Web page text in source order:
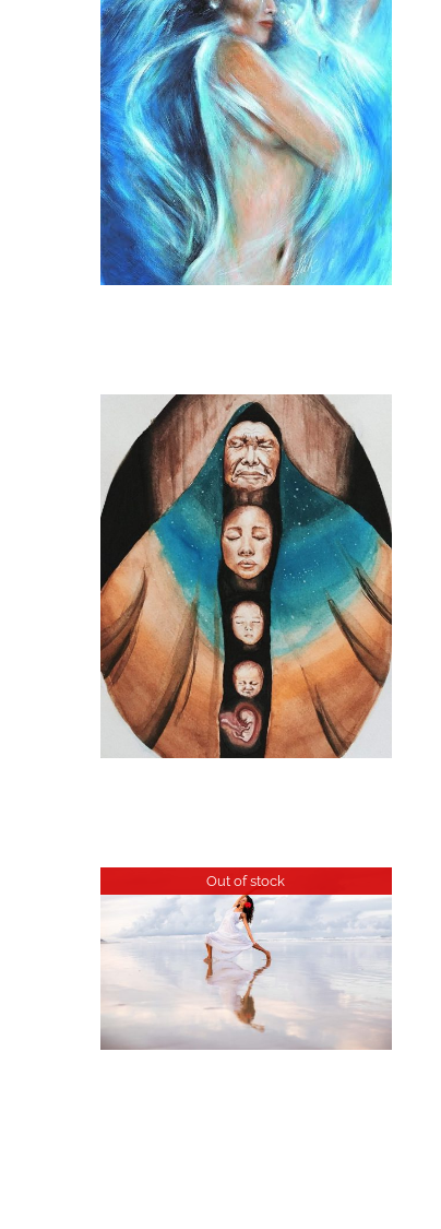
Out of stock